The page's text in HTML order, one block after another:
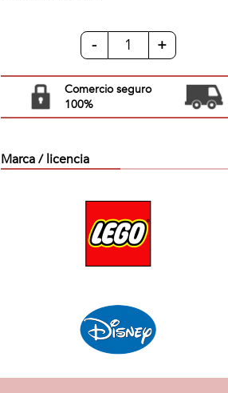
- +
Comercio seguro
100%
Marca / licencia